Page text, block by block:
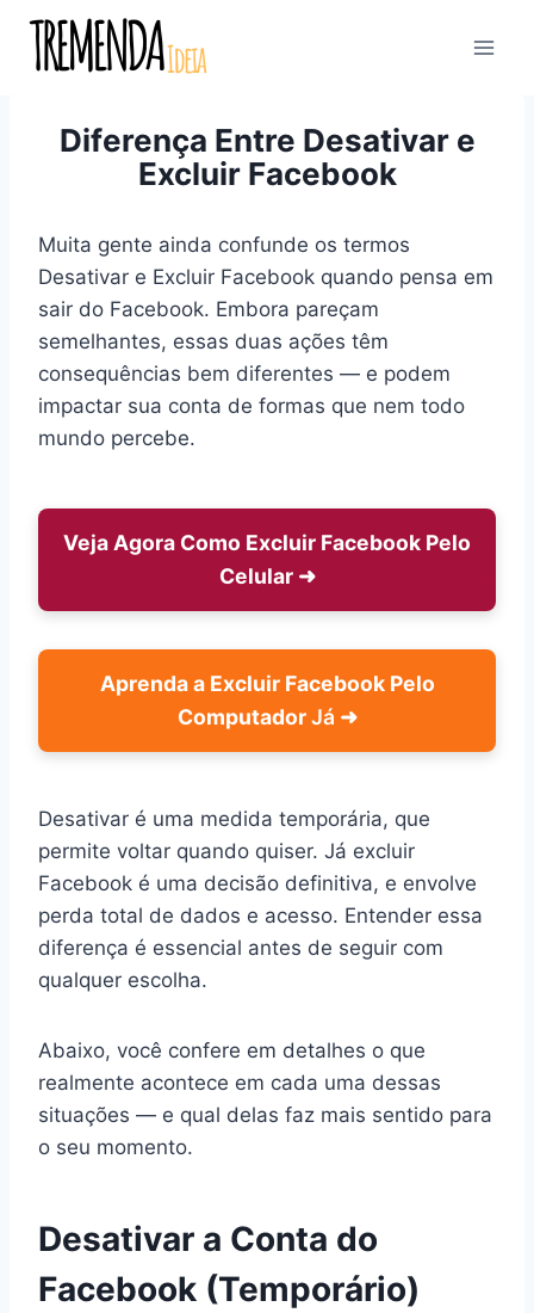
Pular
para
Diferença Entre Desativar e
Excluir Facebook
Muita gente ainda confunde os termos
Desativar e Excluir Facebook quando pensa em
sair do Facebook. Embora pareçam
semelhantes, essas duas ações têm
consequências bem diferentes — e podem
impactar sua conta de formas que nem todo
mundo percebe.
Veja Agora Como Excluir Facebook Pelo
Celular ➜
Aprenda a Excluir Facebook Pelo
ComputadorJá ➜
Desativar é uma medida temporária, que
permite voltar quando quiser. Já excluir
Facebook é uma decisão definitiva, e envolve
perda total de dados e acesso. Entender essa
diferença é essencial antes de seguir com
qualquer escolha.
Abaixo, você confere em detalhes o que
realmente acontece em cada uma dessas
situações — e qual delas faz mais sentido para
o seu momento.
Desativar a Conta do
Facebook (Temporário)